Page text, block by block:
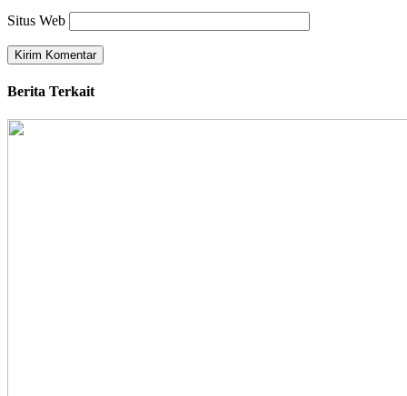
Situs Web
Berita Terkait